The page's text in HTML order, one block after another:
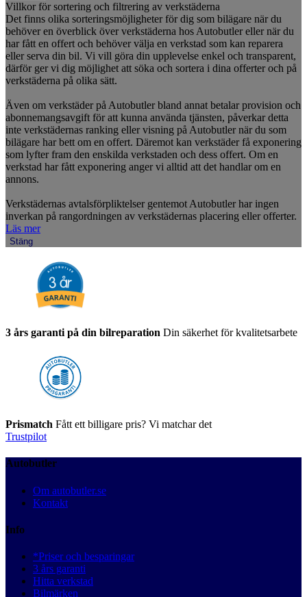
Villkor för sortering och filtrering av verkstäderna
Det finns olika sorteringsmöjligheter för dig som bilägare när du
behöver en överblick över verkstäderna hos Autobutler eller när du
har fått en offert och behöver välja en verkstad som kan reparera
eller serva din bil. Vi vill göra din upplevelse enkel och transparent,
därför ger vi dig möjlighet att söka och sortera i dina offerter och på
verkstäderna på olika sätt.
Även om verkstäder på Autobutler bland annat betalar provision och
abonnemangsavgift för att kunna använda tjänsten, påverkar detta
inte verkstädernas ranking eller visning på Autobutler när du som
bilägare har bett om en offert. Däremot kan verkstäder få exponering
som lyfter fram den enskilda verkstaden och dess offert. Om en
verkstad har fått exponering anger vi alltid att det handlar om en
annons.
Verkstädernas avtalsförpliktelser gentemot Autobutler har ingen
inverkan på rangordningen av verkstädernas placering eller offerter.
Läs mer
Stäng
3 års garanti på din bilreparation Din säkerhet för kvalitetsarbete
Prismatch Fått ett billigare pris? Vi matchar det
Trustpilot
Autobutler
Om autobutler.se
Kontakt
Info
*Priser och besparingar
3 års garanti
Hitta verkstad
Bilmärken